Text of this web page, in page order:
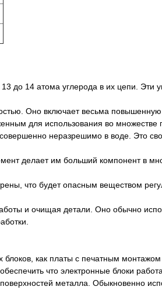
до 14 атома углерода в их цепи. Эти
Оно включает весьма повышенную
для использования во множестве
неразрешимо в воде. Это
делает им больший компонент в
что будет опасным веществом
и очищая детали. Оно обычно
как платы с печатным
что электронные блоки
металла. Обыкновенно